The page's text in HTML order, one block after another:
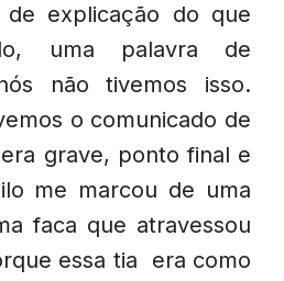
explicação do que
uma palavra de
não tivemos isso.
o comunicado de
grave, ponto final e
me marcou de uma
faca que atravessou
essa tia era como